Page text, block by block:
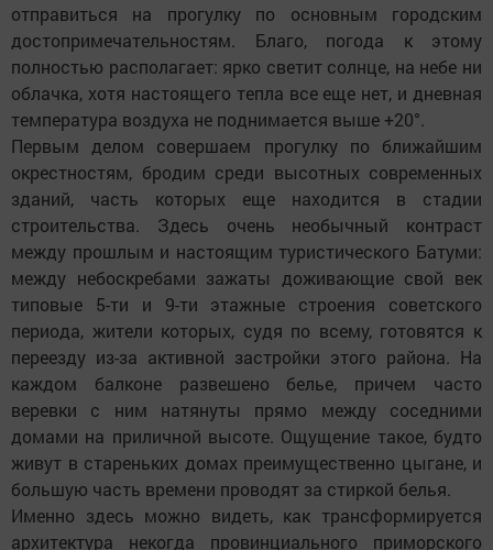
отправиться на прогулку по основным городским
достопримечательностям. Благо, погода к этому
полностью располагает: ярко светит солнце, на небе ни
облачка, хотя настоящего тепла все еще нет, и дневная
температура воздуха не поднимается выше +20°.
Первым делом совершаем прогулку по ближайшим
окрестностям, бродим среди высотных современных
зданий, часть которых еще находится в стадии
строительства. Здесь очень необычный контраст
между прошлым и настоящим туристического Батуми:
между небоскребами зажаты доживающие свой век
типовые 5-ти и 9-ти этажные строения советского
периода, жители которых, судя по всему, готовятся к
переезду из-за активной застройки этого района. На
каждом балконе развешено белье, причем часто
веревки с ним натянуты прямо между соседними
домами на приличной высоте. Ощущение такое, будто
живут в стареньких домах преимущественно цыгане, и
большую часть времени проводят за стиркой белья.
Именно здесь можно видеть, как трансформируется
архитектура некогда провинциального приморского